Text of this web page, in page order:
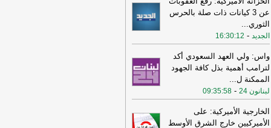
11:08
عراقجي: واشنطن كانت تسعى
دفع الأمور نحو التصعيد وهي التي
الاتفاق وأوصلت الأمور إلى الوضع
10:29
عراقجي: لم نلحظ أي حسن نية
سلوك الولايات المتحدة
16:59
عراقجي: لن نقبل بوقف إطلاق نار
ولن يُطرح هذا الأمر ما لم تُلبَّ
بشأن مضيق هرمز- لبنانون 24
عن 3 كيانات ذات صلة بالحرس
الثوري...
الجديد -
16:30:12
واس: ولي العهد السعودي أكد
لترامب أهمية بذل كافة الجهود
الممكنة ل...
لبنانون 24 -
09:35:58
الخارجية الأميركية: على
الأميركيين خارج الشرق الأوسط